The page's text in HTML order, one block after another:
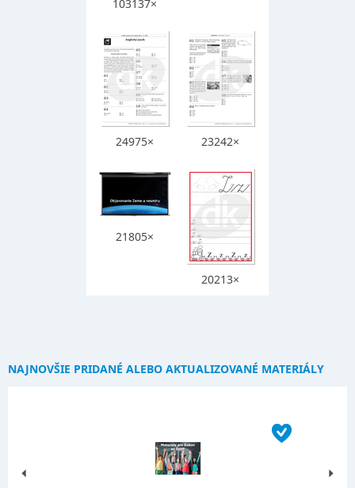
103137×
24975× 23242×
21805×
20213×
NAJNOVŠIE PRIDANÉ ALEBO AKTUALIZOVANÉ MATERIÁLY